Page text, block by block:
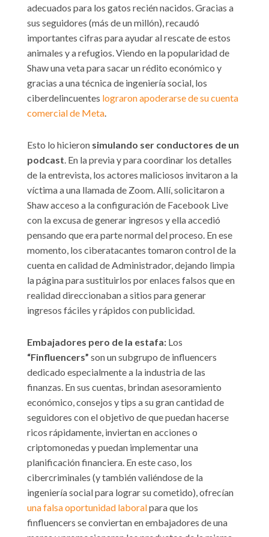
adecuados para los gatos recién nacidos. Gracias a
sus seguidores (más de un millón), recaudó
importantes cifras para ayudar al rescate de estos
animales y a refugios. Viendo en la popularidad de
Shaw una veta para sacar un rédito económico y
gracias a una técnica de ingeniería social, los
ciberdelincuentes lograron apoderarse de su cuenta
comercial de Meta.
Esto lo hicieron simulando ser conductores de un
podcast. En la previa y para coordinar los detalles
de la entrevista, los actores maliciosos invitaron a la
víctima a una llamada de Zoom. Allí, solicitaron a
Shaw acceso a la configuración de Facebook Live
con la excusa de generar ingresos y ella accedió
pensando que era parte normal del proceso. En ese
momento, los ciberatacantes tomaron control de la
cuenta en calidad de Administrador, dejando limpia
la página para sustituirlos por enlaces falsos que en
realidad direccionaban a sitios para generar
ingresos fáciles y rápidos con publicidad.
Embajadores pero de la estafa: Los
“Finfluencers” son un subgrupo de influencers
dedicado especialmente a la industria de las
finanzas. En sus cuentas, brindan asesoramiento
económico, consejos y tips a su gran cantidad de
seguidores con el objetivo de que puedan hacerse
ricos rápidamente, inviertan en acciones o
criptomonedas y puedan implementar una
planificación financiera. En este caso, los
cibercriminales (y también valiéndose de la
ingeniería social para lograr su cometido), ofrecían
una falsa oportunidad laboralpara que los
finfluencers se conviertan en embajadores de una